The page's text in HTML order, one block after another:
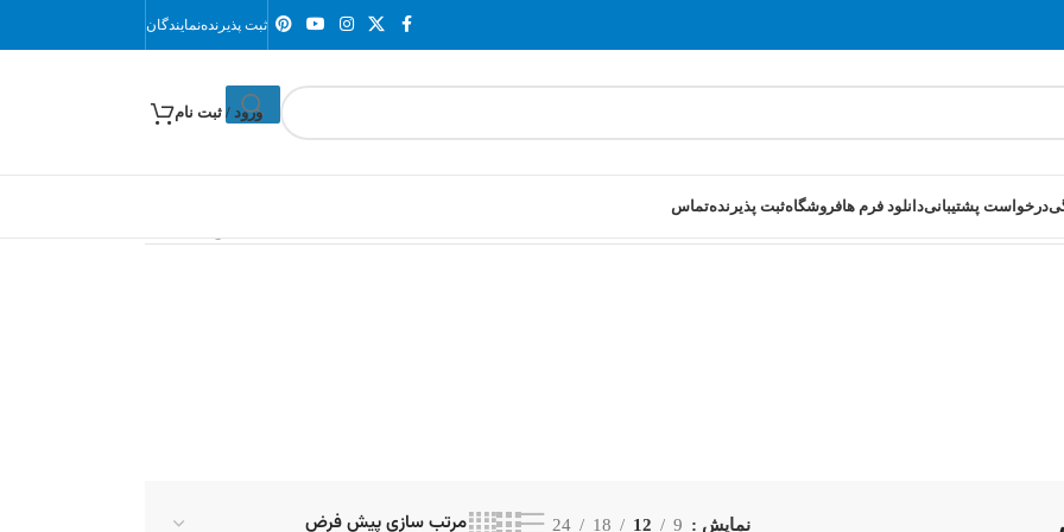
ثبت پذیرندهنمایندگان
ورود / ثبت نام
درخواست پشتیبانیدانلود فرم هافروشگاهثبت پذیرندهتماس
نمایش 9
12
18
24